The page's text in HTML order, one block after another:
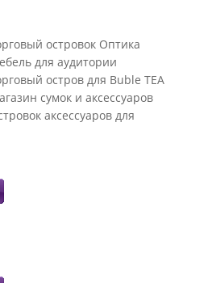
островок Оптика
для аудитории
остров для Buble TEA
сумок и аксессуаров
аксессуаров для